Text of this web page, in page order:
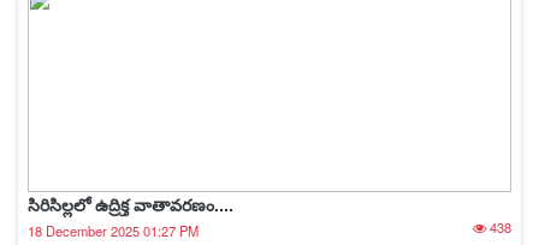
సిరిసిల్లలో ఉద్రిక్త వాతావరణం....
18 December 2025 01:27 PM 438